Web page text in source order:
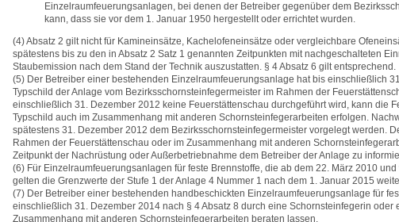
Einzelraumfeuerungsanlagen, bei denen der Betreiber gegenüber dem
kann, dass sie vor dem 1. Januar 1950 hergestellt oder errichtet wurden.
(4) Absatz 2 gilt nicht für Kamineinsätze, Kachelofeneinsätze oder vergleichbare
spätestens bis zu den in Absatz 2 Satz 1 genannten Zeitpunkten mit nachgeschalteten
Staubemission nach dem Stand der Technik auszustatten. § 4 Absatz 6 gilt entsprechend.
(5) Der Betreiber einer bestehenden Einzelraumfeuerungsanlage hat bis einschließlich
Typschild der Anlage vom Bezirksschornsteinfegermeister im Rahmen der
einschließlich 31. Dezember 2012 keine Feuerstättenschau durchgeführt wird, kann die
Typschild auch im Zusammenhang mit anderen Schornsteinfegerarbeiten erfolgen.
spätestens 31. Dezember 2012 dem Bezirksschornsteinfegermeister vorgelegt werden.
Rahmen der Feuerstättenschau oder im Zusammenhang mit anderen
Zeitpunkt der Nachrüstung oder Außerbetriebnahme dem Betreiber der Anlage zu
(6) Für Einzelraumfeuerungsanlagen für feste Brennstoffe, die ab dem 22. März 2010
gelten die Grenzwerte der Stufe 1 der Anlage 4 Nummer 1 nach dem 1. Januar 2015
(7) Der Betreiber einer bestehenden handbeschickten Einzelraumfeuerungsanlage für
einschließlich 31. Dezember 2014 nach § 4 Absatz 8 durch eine Schornsteinfegerin oder
Zusammenhang mit anderen Schornsteinfegerarbeiten beraten lassen.